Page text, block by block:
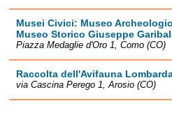
Musei Civici: Museo
Museo Storico Giuseppe
Piazza Medaglie d'Oro 1, Como (CO)
Raccolta dell'Avifauna
via Cascina Perego 1, Arosio (CO)